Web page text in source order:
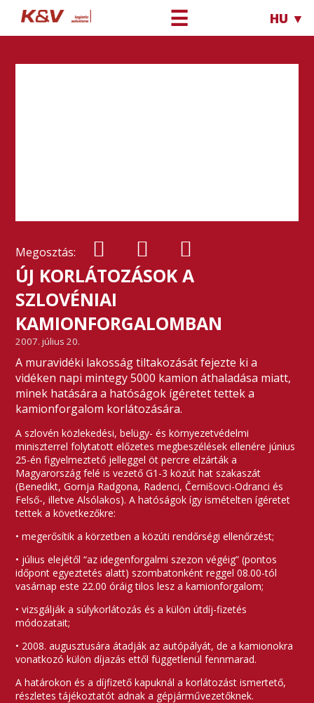
☰ HU ▼
Megosztás:
ÚJ KORLÁTOZÁSOK A
SZLOVÉNIAI
KAMIONFORGALOMBAN
2007. július 20.
A muravidéki lakosság tiltakozását fejezte ki a
vidéken napi mintegy 5000 kamion áthaladása miatt,
minek hatására a hatóságok ígéretet tettek a
kamionforgalom korlátozására.
A szlovén közlekedési, belügy- és környezetvédelmi
miniszterrel folytatott előzetes megbeszélések ellenére június
25-én figyelmeztető jelleggel öt percre elzárták a
Magyarország felé is vezető G1-3 közút hat szakaszát
(Benedikt, Gornja Radgona, Radenci, Černišovci-Odranci és
Felső-, illetve Alsólakos). A hatóságok így ismételten ígéretet
tettek a következőkre:
• megerősítik a körzetben a közúti rendőrségi ellenőrzést;
• július elejétől “az idegenforgalmi szezon végéig” (pontos
időpont egyeztetés alatt) szombatonként reggel 08.00-tól
vasárnap este 22.00 óráig tilos lesz a kamionforgalom;
• vizsgálják a súlykorlátozás és a külön útdíj-fizetés
módozatait;
• 2008. augusztusára átadják az autópályát, de a kamionokra
vonatkozó külön díjazás ettől függetlenül fennmarad.
A határokon és a díjfizető kapuknál a korlátozást ismertető,
részletes tájékoztatót adnak a gépjárművezetőknek.